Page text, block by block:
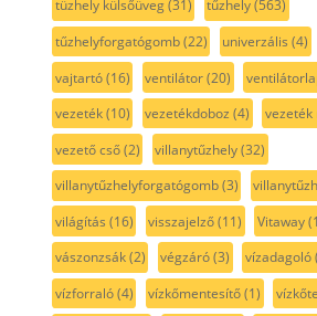
tüzhely külsőüveg(31) tűzhely(563)
tűzhelyforgatógomb(22) univerzális (4)
vajtartó(16) ventilátor(20)
vezeték(10) vezetékdoboz (4) vezeték
vezető cső(2) villanytűzhely(32)
villanytűzhelyforgatógomb(3)
világítás (16) visszajelző(11) Vitaway
vászonzsák(2) végzáró(3) vízadagoló
vízforraló(4) vízkőmentesítő(1)